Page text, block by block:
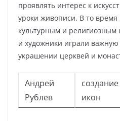
проявлять интерес к
уроки живописи. В то
культурным и религиозным
и художники играли
украшении церквей и
Андрей
Рублев
создание
икон